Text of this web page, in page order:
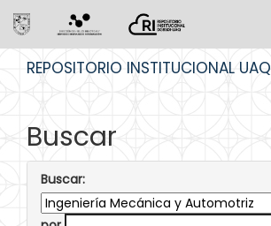
REPOSITORIO INSTITUCIONAL UAQ
Buscar
Buscar: